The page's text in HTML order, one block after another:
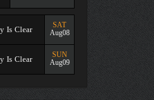
SAT
Aug08
Is Clear
SUN
Aug09
Is Clear